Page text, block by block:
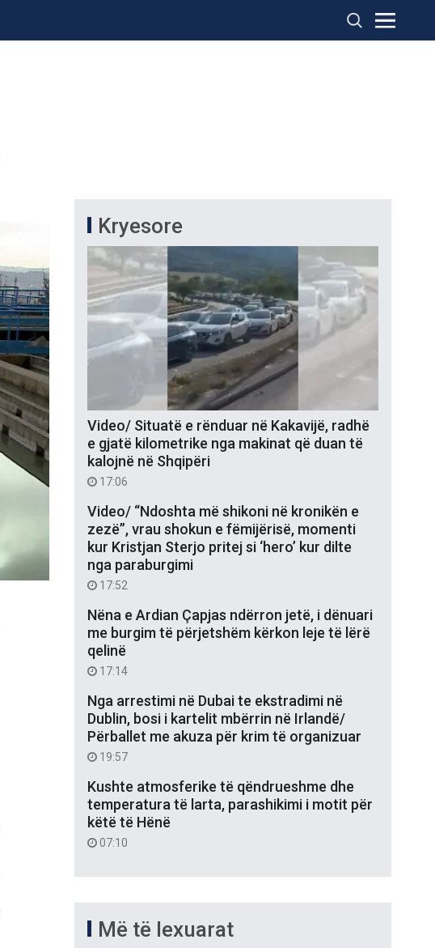
Kryesore
Video/ Situatë e rënduar në Kakavijë, radhë
e gjatë kilometrike nga makinat që duan të
kalojnë në Shqipëri
17:06
Video/ “Ndoshta më shikoni në kronikën e
zezë”, vrau shokun e fëmijërisë, momenti
kur Kristjan Sterjo pritej si ‘hero’ kur dilte
nga paraburgimi
17:52
Nëna e Ardian Çapjas ndërron jetë, i dënuari
me burgim të përjetshëm kërkon leje të lërë
qelinë
17:14
Nga arrestimi në Dubai te ekstradimi në
Dublin, bosi i kartelit mbërrin në Irlandë/
Përballet me akuza për krim të organizuar
19:57
Kushte atmosferike të qëndrueshme dhe
temperatura të larta, parashikimi i motit për
këtë të Hënë
07:10
Më të lexuarat